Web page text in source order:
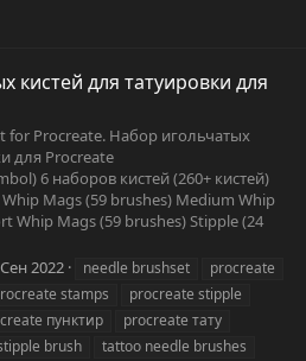
кистей для татуировки для
for Procreate. Набор игольчатых
для Procreate
6 наборов кистей (260+ кистей)
Mags (59 brushes) Medium Whip
Whip Mags (59 brushes) Stipple (24
2022 needle brushset
procreate
stamps
procreate stipple
пунктир
procreate тату
brush
tattoo needle brushes